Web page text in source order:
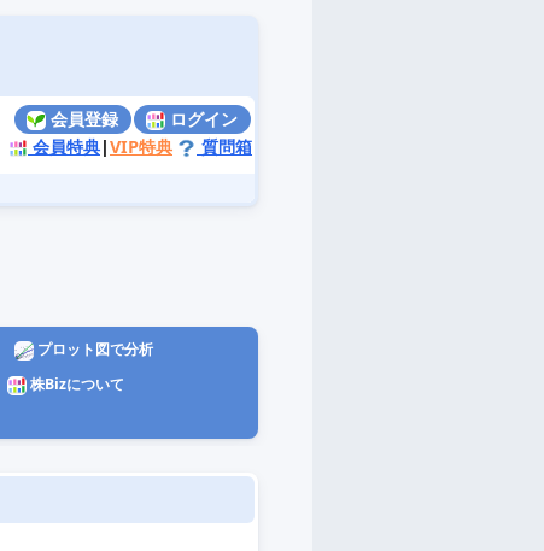
会員登録
ログイン
会員特典|VIP特典 質問箱
プロット図で分析
株Bizについて